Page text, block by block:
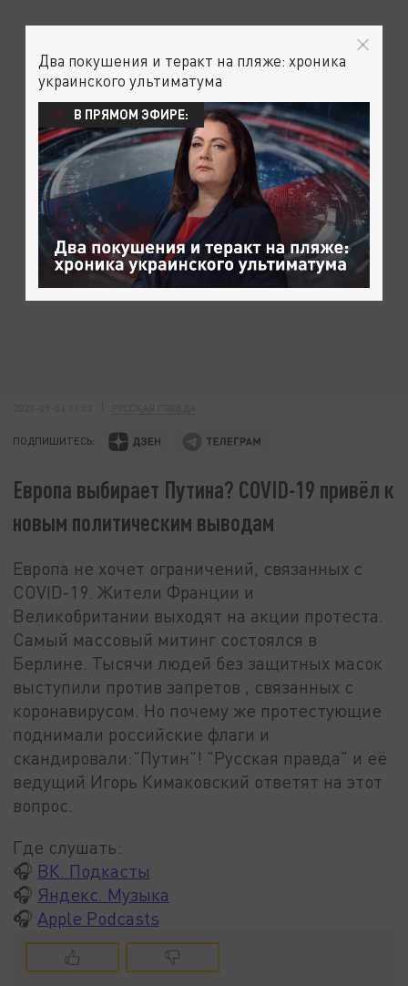
ПОДПИШИТЕСЬ:
Европа выбирает Путина? COVID-19 привёл к
новым политическим выводам
Европа не хочет ограничений, связанных с
COVID-19. Жители Франции и
Великобритании выходят на акции протеста.
Самый массовый митинг состоялся в
Берлине. Тысячи людей без защитных масок
выступили против запретов , связанных с
коронавирусом. Но почему же протестующие
поднимали российские флаги и
скандировали:"Путин"! "Русская правда" и её
ведущий Игорь Кимаковский ответят на этот
вопрос.
Где слушать:
🎧 ВК. Подкасты
🎧 Яндекс. Музыка
🎧 Apple Podcasts
Два покушения и теракт на пляже: хроника
украинского ультиматума
В ПРЯМОМ ЭФИРЕ: